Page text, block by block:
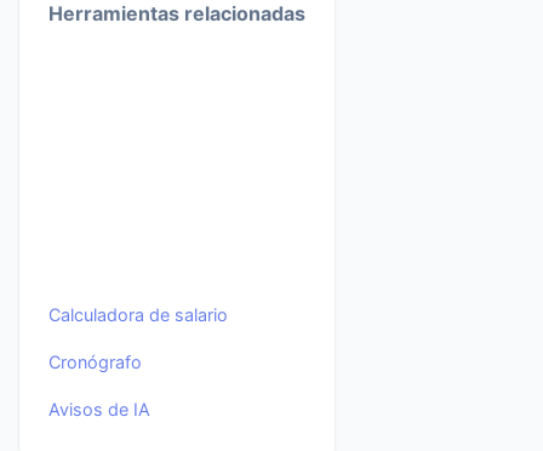
Herramientas relacionadas
Calculadora de salario
Cronógrafo
Avisos de IA